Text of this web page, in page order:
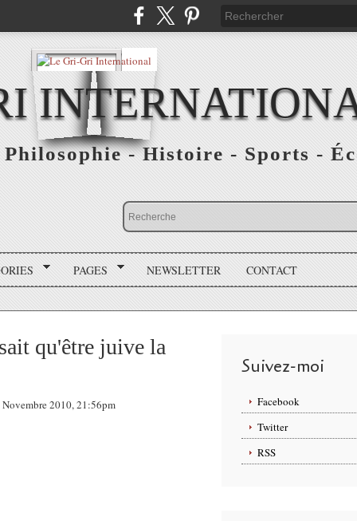
- Histoire - Sports -
PAGES NEWSLETTER CONTACT
qu'être juive la
2010, 21:56pm
Suivez-moi
Facebook
Twitter
RSS